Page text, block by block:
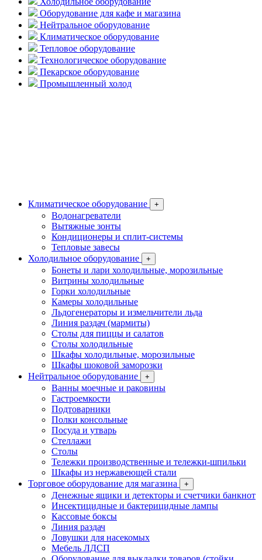
Оборудование для кафе и магазина
Нейтральное оборудование
Климатическое оборудование
Тепловое оборудование
Технологическое оборудование
Пекарское оборудование
Промышленный холод
Климатическое оборудование +
Водонагреватели
Вытяжные зонты
Кондиционеры и сплит-системы
Тепловые завесы
Холодильное оборудование
+
Бонеты и лари холодильные, морозильные
Витрины холодильные
Горки холодильные
Камеры холодильные
Льдогенераторы и измельчители льда
Линия раздач (мармиты)
Столы для пиццы и салатов
Столы холодильные
Шкафы холодильные, морозильные
Шкафы шоковой заморозки
Нейтральное оборудование
+
Ванны моечные и раковины
Гастроемкости
Подтоварники
Полки консольные
Посуда и утварь
Стеллажи
Столы
Тележки производственные и тележки-шпильки
Шкафы из нержавеющей стали
Торговое оборудование для магазина
+
Денежные ящики и детекторы и счетчики банкнот
Инсектицидные и бактерицидные лампы
Кассовые боксы
Линия раздач
Ловушки для насекомых
Мебель ЛДСП